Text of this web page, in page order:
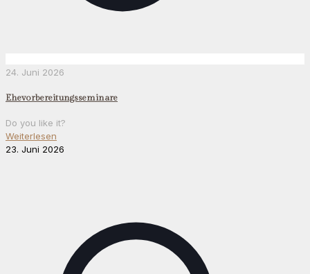
24. Juni 2026
Ehevorbereitungsseminare
Do you like it?
Weiterlesen
23. Juni 2026